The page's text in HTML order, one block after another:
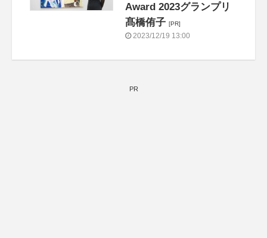
Award 2023グランプリ
髙橋侑子 [PR]
2023/12/19 13:00
PR